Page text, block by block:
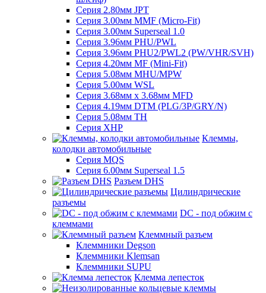
Серия 2.80мм JPT
Серия 3.00мм MMF (Micro-Fit)
Серия 3.00мм Superseal 1.0
Серия 3.96мм PHU/PWL
Серия 3.96мм PHU2/PWL2 (PW/VHR/SVH)
Серия 4.20мм MF (Mini-Fit)
Серия 5.08мм MHU/MPW
Серия 5.00мм WSL
Серия 3.68мм х 3.68мм MFD
Серия 4.19мм DTM (PLG/3P/GRY/N)
Серия 5.08мм TH
Серия XHP
Клеммы,
колодки автомобильные
Серия MQS
Серия 6.00мм Superseal 1.5
Разъем DHS
Цилиндрические
разъемы
DC - под обжим с
клеммами
Клеммный разъем
Клеммники Degson
Клеммники Klemsan
Клеммники SUPU
Клемма лепесток